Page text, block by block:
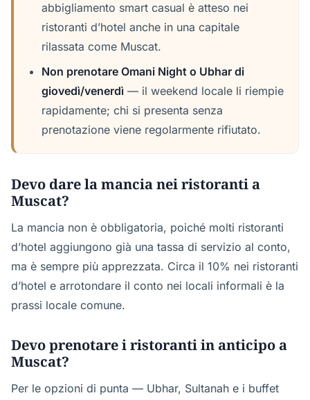
abbigliamento smart casual è atteso nei
ristoranti d’hotel anche in una capitale
rilassata come Muscat.
Non prenotare Omani Night o Ubhar di
giovedì/venerdì — il weekend locale li riempie
rapidamente; chi si presenta senza
prenotazione viene regolarmente rifiutato.
Devo dare la mancia nei ristoranti a
Muscat?
La mancia non è obbligatoria, poiché molti ristoranti
d’hotel aggiungono già una tassa di servizio al conto,
ma è sempre più apprezzata. Circa il 10% nei ristoranti
d’hotel e arrotondare il conto nei locali informali è la
prassi locale comune.
Devo prenotare i ristoranti in anticipo a
Muscat?
Per le opzioni di punta — Ubhar, Sultanah e i buffet